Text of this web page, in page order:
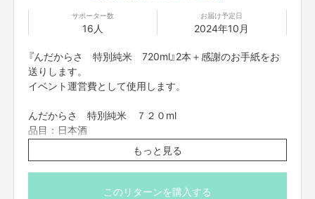
サポーター数
16人
お届け予定日
2024年10月
『んだからさ 特別純米 720ml』2本＋感謝のお手紙をお
送りします。
イベント運営費として使用します。
んだからさ 特別純米 ７２０ml
品目：日本酒
原材料名：米（国産）、米麹（国産米）
原料米：岩手県産ぎんおとめ100%
精米歩合：60%
アルコール分：15度
もっと見る
このリターンを購入する